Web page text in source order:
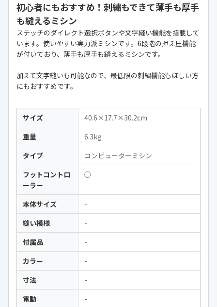
初心者にもおすすめ！刺繍もできて薄手も厚手
も縫えるミシン
ステッチのダイレクト選択ボタンや文字縫い機能を搭載して
います。使いやすい実力派ミシンです。6段階の押え圧機能
が付いており、薄手も厚手も縫えるミシンです。
加えて文字縫いも可能なので、最低限の刺繍機能もほしい方
にもおすすめです。
サイズ
40.6×17.7×30.2cm
重量
6.3kg
タイプ
コンピューターミシン
フットコントロ
ーラー
○
本体サイズ
-
縫い模様
-
付属品
-
カラー
-
寸法
-
電動
-